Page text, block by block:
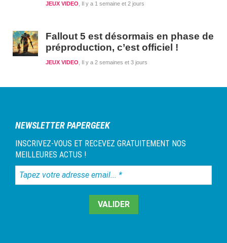
Il y a 1 semaine et 2 jours
JEUX VIDEO
Fallout 5 est désormais en phase de
préproduction, c’est officiel !
Il y a 2 semaines et 3 jours
JEUX VIDEO
NEWSLETTER PAPERGEEK
INSCRIVEZ-VOUS ET RECEVEZ GRATUITEMENT NOS
MEILLEURES ACTUS !
Tapez
votre